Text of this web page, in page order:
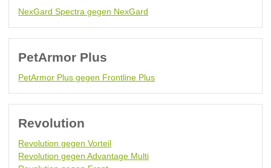
NexGard Spectra gegen NexGard
PetArmor Plus
PetArmor Plus gegen Frontline Plus
Revolution
Revolution gegen Vorteil
Revolution gegen Advantage Multi